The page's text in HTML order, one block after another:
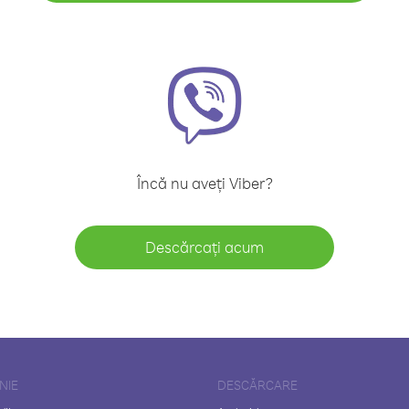
Încă nu aveți Viber?
Descărcați acum
DESCĂRCARE